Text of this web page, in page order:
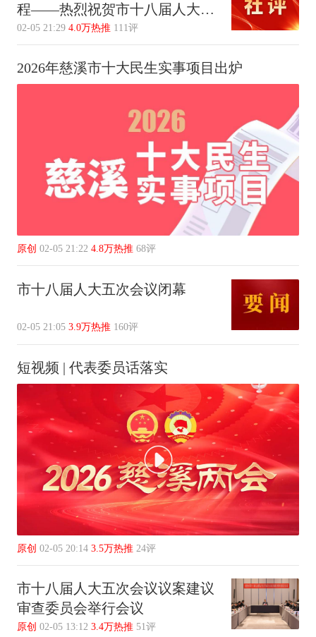
程——热烈祝贺市十八届人大五
次会议、市政协十二届五次会议
闭幕
02-05 21:29 4.0万热推 111评
2026年慈溪市十大民生实事项目出炉
原创 02-05 21:22 4.8万热推 68评
市十八届人大五次会议闭幕
02-05 21:05 3.9万热推 160评
短视频 | 代表委员话落实
原创 02-05 20:14 3.5万热推 24评
市十八届人大五次会议议案建议
审查委员会举行会议
原创 02-05 13:12 3.4万热推 51评